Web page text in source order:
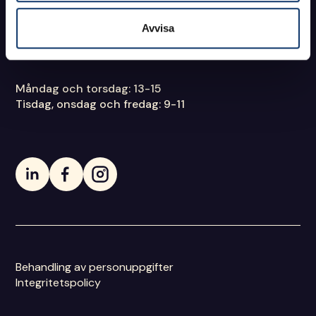
Avvisa
0771 - 43 50 60
Måndag och torsdag: 13-15
Tisdag, onsdag och fredag: 9-11
Behandling av personuppgifter
Integritetspolicy